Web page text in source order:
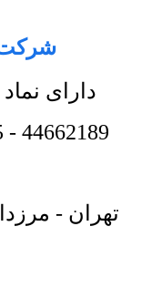
شرکت
دارای
44662189
-
تهران -